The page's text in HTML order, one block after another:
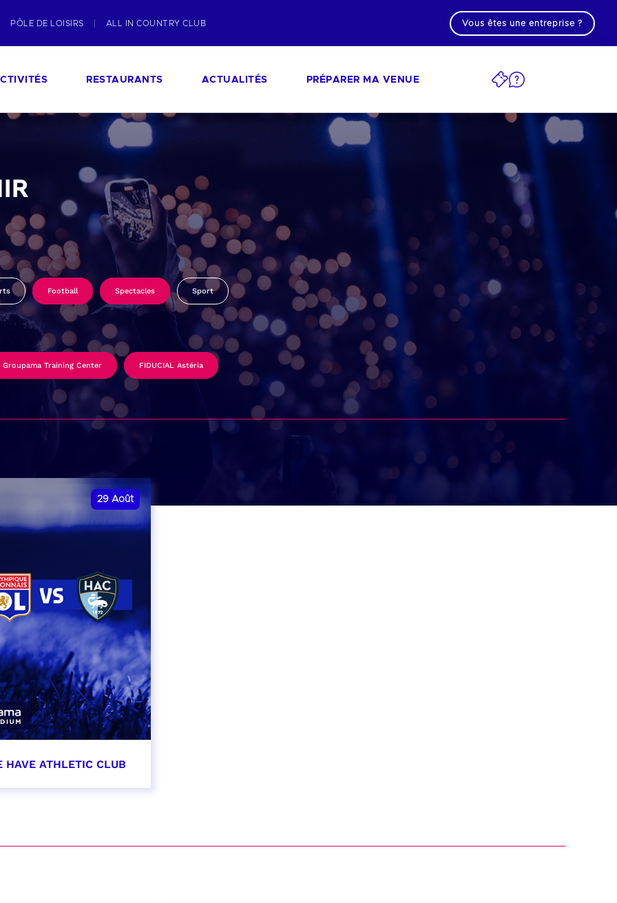
PÔLE DE LOISIRS ALL IN COUNTRY CLUB Vous êtes une entreprise ?
RESTAURANTS ACTUALITÉS PRÉPARER MA VENUE
Football Spectacles Sport
Groupama Training Center FIDUCIAL Astéria
29 Août
HAVE ATHLETIC CLUB